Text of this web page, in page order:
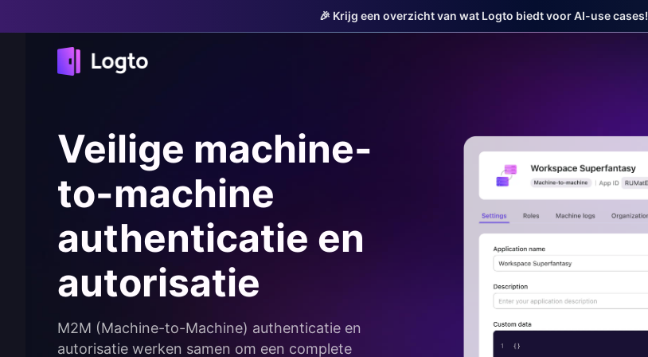
🎉 Krijg een overzicht van wat Logto biedt voor AI-use cases!
Veilige machine-
to-machine
authenticatie en
autorisatie
M2M (Machine-to-Machine) authenticatie en
autorisatie werken samen om een complete